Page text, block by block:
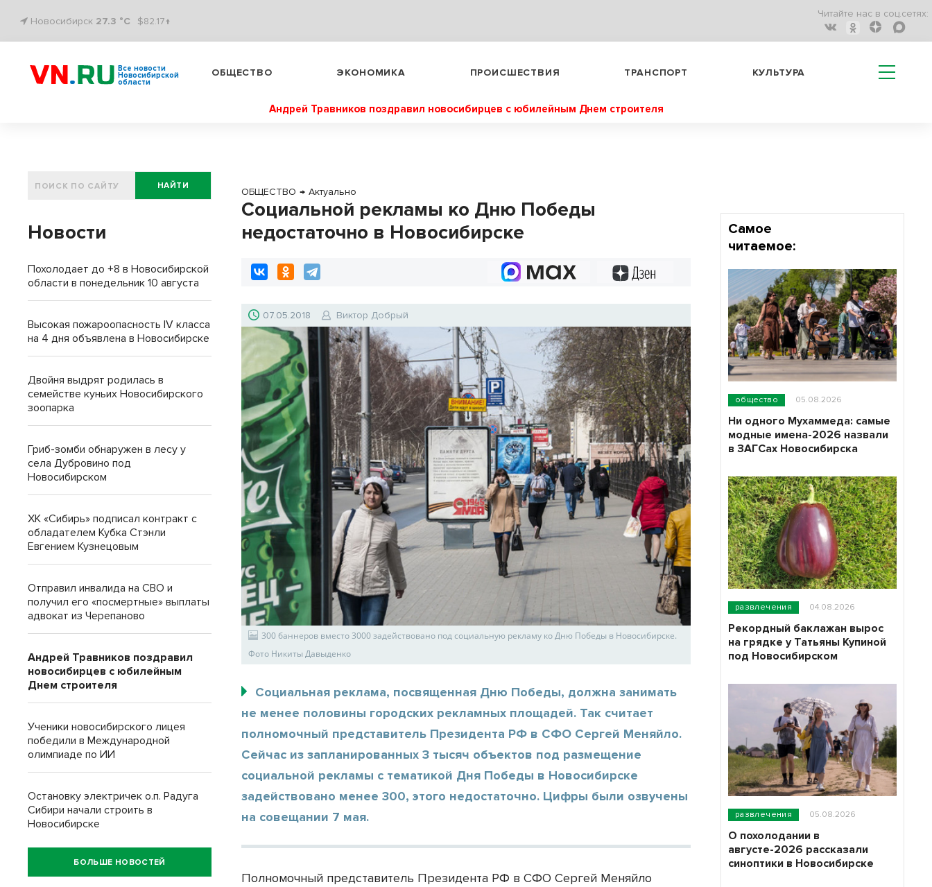
Новосибирск 27.3 °C $82.17↑
Читайте нас в соц.сетях:
Все новости
Новосибирской
области
ОБЩЕСТВО ЭКОНОМИКА ПРОИСШЕСТВИЯ ТРАНСПОРТ КУЛЬТУРА
Андрей Травников поздравил новосибирцев с юбилейным Днем строителя
ОБЩЕСТВО → Актуально
Социальной рекламы ко Дню Победы
недостаточно в Новосибирске
07.05.2018 Виктор Добрый
300 баннеров вместо 3000 задействовано под социальную рекламу ко Дню Победы в Новосибирске.
Фото Никиты Давыденко
Социальная реклама, посвященная Дню Победы, должна занимать
не менее половины городских рекламных площадей. Так считает
полномочный представитель Президента РФ в СФО Сергей Меняйло.
Сейчас из запланированных 3 тысяч объектов под размещение
социальной рекламы с тематикой Дня Победы в Новосибирске
задействовано менее 300, этого недостаточно. Цифры были озвучены
на совещании 7 мая.
Полномочный представитель Президента РФ в СФО Сергей Меняйло
НАЙТИ
Новости
Похолодает до +8 в Новосибирской
области в понедельник 10 августа
Высокая пожароопасность IV класса
на 4 дня объявлена в Новосибирске
Двойня выдрят родилась в
семействе куньих Новосибирского
зоопарка
Гриб-зомби обнаружен в лесу у
села Дубровино под
Новосибирском
ХК «Сибирь» подписал контракт с
обладателем Кубка Стэнли
Евгением Кузнецовым
Отправил инвалида на СВО и
получил его «посмертные» выплаты
адвокат из Черепаново
Андрей Травников поздравил
новосибирцев с юбилейным
Днем строителя
Ученики новосибирского лицея
победили в Международной
олимпиаде по ИИ
Остановку электричек о.п. Радуга
Сибири начали строить в
Новосибирске
БОЛЬШЕ НОВОСТЕЙ
Самое
читаемое:
общество 05.08.2026
Ни одного Мухаммеда: самые
модные имена-2026 назвали
в ЗАГСах Новосибирска
развлечения 04.08.2026
Рекордный баклажан вырос
на грядке у Татьяны Купиной
под Новосибирском
развлечения 05.08.2026
О похолодании в
августе-2026 рассказали
синоптики в Новосибирске